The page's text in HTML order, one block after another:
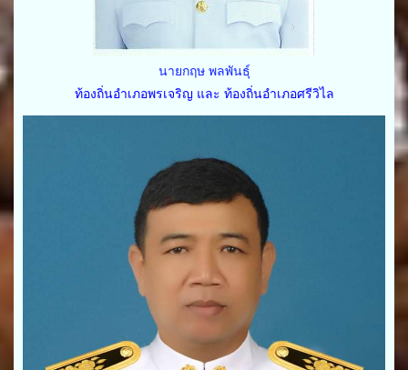
นายกฤษ พลพันธุ์
ท้องถิ่นอำเภอพรเจริญ และ ท้องถิ่นอำเภอศรีวิไล